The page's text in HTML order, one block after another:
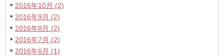
2016年10月 (2)
2016年9月 (2)
2016年8月 (2)
2016年7月 (2)
2016年6月 (1)